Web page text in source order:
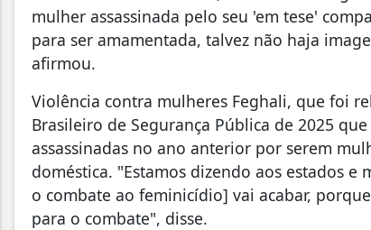
mulher assassinada pelo seu 'em tese'
para ser amamentada, talvez não haja
afirmou.
Violência contra mulheres Feghali, que foi
Brasileiro de Segurança Pública de 2025
assassinadas no ano anterior por serem
doméstica. "Estamos dizendo aos estados
o combate ao feminicídio] vai acabar,
para o combate", disse.